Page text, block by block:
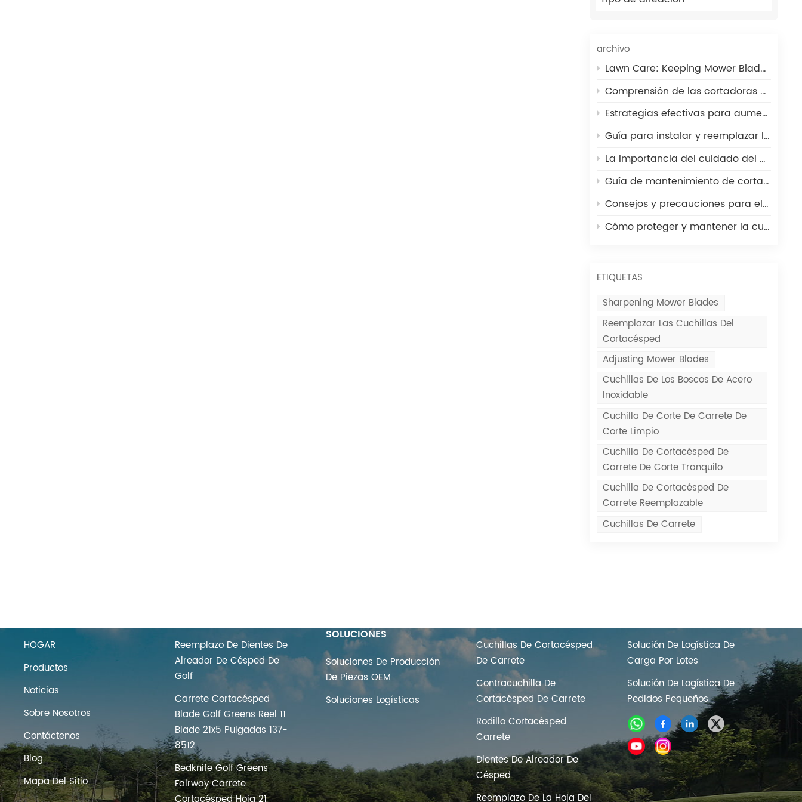
archivo
Lawn Care: Keeping Mower Blades in Optimal Condition
Comprensión de las cortadoras de carrete: corte de precisión para céspedes
Estrategias efectivas para aumentar rápidamente la velocidad verde
Guía para instalar y reemplazar las cuchillas de una cortadora de césped
La importancia del cuidado del césped
Guía de mantenimiento de cortadoras de césped: señales de que es hora de afilar las cuchillas
Consejos y precauciones para el mantenimiento de la cuchilla de su cortacésped con carrete de golf
Cómo proteger y mantener la cuchilla del cortacésped Toro
ETIQUETAS
Sharpening Mower Blades
Reemplazar Las Cuchillas Del
Cortacésped
Adjusting Mower Blades
Cuchillas De Los Boscos De Acero
Inoxidable
Cuchilla De Corte De Carrete De
Corte Limpio
Cuchilla De Cortacésped De
Carrete De Corte Tranquilo
Cuchilla De Cortacésped De
Carrete Reemplazable
Cuchillas De Carrete
HOGAR
Productos
Noticias
Sobre Nosotros
Contáctenos
Blog
Mapa Del Sitio
Reemplazo De Dientes De
Aireador De Césped De
Golf
Carrete Cortacésped
Blade Golf Greens Reel 11
Blade 21x5 Pulgadas 137-
8512
Bedknife Golf Greens
Fairway Carrete
SOLUCIONES
Soluciones De Producción
De Piezas OEM
Soluciones Logísticas
Cuchillas De Cortacésped
De Carrete
Contracuchilla De
Cortacésped De Carrete
Rodillo Cortacésped
Carrete
Dientes De Aireador De
Césped
Reemplazo De La Hoja Del
Solución De Logística De
Carga Por Lotes
Solución De Logística De
Pedidos Pequeños